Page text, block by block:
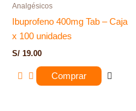
Analgésicos
Ibuprofeno 400mg Tab – Caja
x 100 unidades
S/ 19.00
Comprar